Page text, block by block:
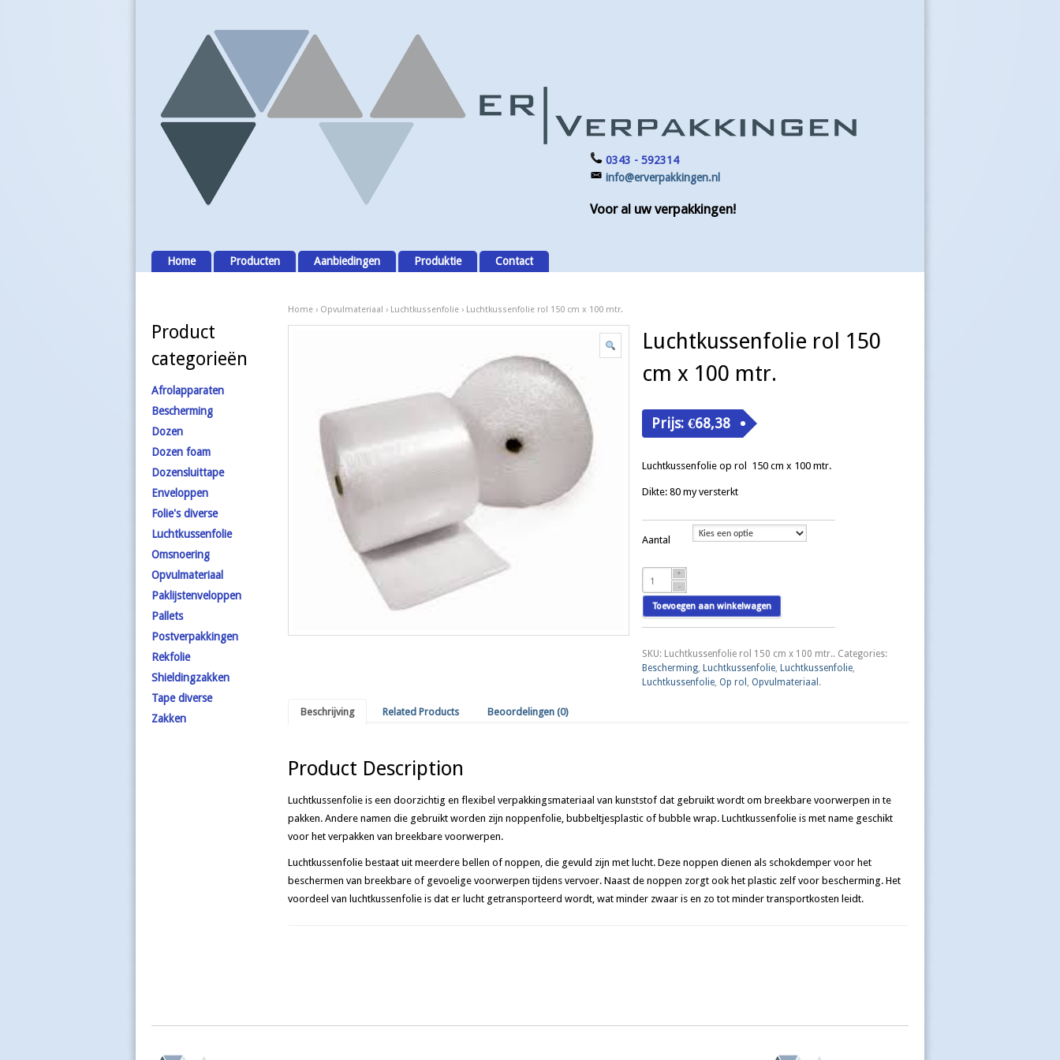
0343 - 592314
info@erverpakkingen.nl
Voor al uw verpakkingen!
Home Producten Aanbiedingen Produktie Contact
Home› Opvulmateriaal › Luchtkussenfolie› Luchtkussenfolie rol 150 cm x 100 mtr.
Luchtkussenfolie rol 150
cm x 100 mtr.
Prijs:€68,38
Luchtkussenfolie op rol 150 cm x 100 mtr.
Dikte: 80 my versterkt
Aantal
Luchtkussenfolie
rol
150
cm
x
mtr.
aantal
Toevoegen aan winkelwagen
SKU: Luchtkussenfolie rol 150 cm x 100 mtr.. Categories:
Bescherming, Luchtkussenfolie, Luchtkussenfolie,
Luchtkussenfolie,Op rol ,Opvulmateriaal .
Beschrijving Related Products Beoordelingen (0)
Product Description
Luchtkussenfolie is een doorzichtig en flexibel verpakkingsmateriaal van kunststof dat gebruikt wordt om breekbare voorwerpen in te
pakken. Andere namen die gebruikt worden zijn noppenfolie, bubbeltjesplastic of bubble wrap. Luchtkussenfolie is met name geschikt
voor het verpakken van breekbare voorwerpen.
Luchtkussenfolie bestaat uit meerdere bellen of noppen, die gevuld zijn met lucht. Deze noppen dienen als schokdemper voor het
beschermen van breekbare of gevoelige voorwerpen tijdens vervoer. Naast de noppen zorgt ook het plastic zelf voor bescherming. Het
voordeel van luchtkussenfolie is dat er lucht getransporteerd wordt, wat minder zwaar is en zo tot minder transportkosten leidt.
Product
categorieën
Afrolapparaten
Bescherming
Dozen
Dozen foam
Dozensluittape
Enveloppen
Folie's diverse
Luchtkussenfolie
Omsnoering
Opvulmateriaal
Paklijstenveloppen
Pallets
Postverpakkingen
Rekfolie
Shieldingzakken
Tape diverse
Zakken